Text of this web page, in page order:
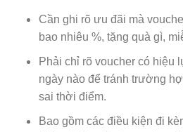
Cần ghi rõ ưu đãi mà
bao nhiêu %, tặng quà gì,
Phải chỉ rõ voucher có hiệu
ngày nào để tránh trường
sai thời điểm.
Bao gồm các điều kiện đi